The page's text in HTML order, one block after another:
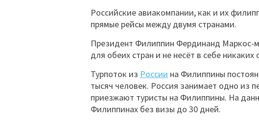
Российские авиакомпании, как и их
прямые рейсы между двумя странами.
Президент Филиппин Фердинанд Маркос-
для обеих стран и не несёт в себе
Турпоток из России на Филиппины
тысяч человек. Россия занимает одно из
приезжают туристы на Филиппины. На
Филиппинах без визы до 30 дней.